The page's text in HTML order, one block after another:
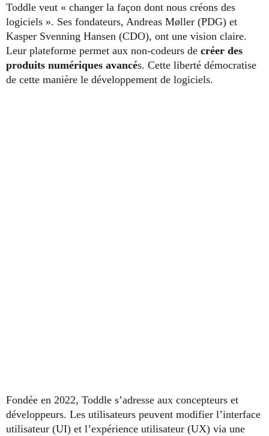
Toddle veut « changer la façon dont nous créons des
logiciels ». Ses fondateurs, Andreas Møller (PDG) et
Kasper Svenning Hansen (CDO), ont une vision claire.
Leur plateforme permet aux non-codeurs de créer des
produits numériques avancés. Cette liberté démocratise
de cette manière le développement de logiciels.
Fondée en 2022, Toddle s’adresse aux concepteurs et
développeurs. Les utilisateurs peuvent modifier l’interface
utilisateur (UI) et l’expérience utilisateur (UX) via une